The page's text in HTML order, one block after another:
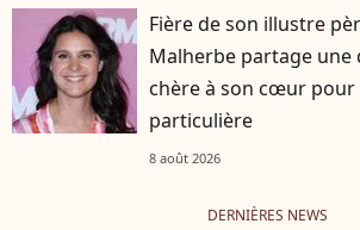
Fière de son illustre
Malherbe partage une
chère à son cœur pour
particulière
8 août 2026
DERNIÈRES NEWS